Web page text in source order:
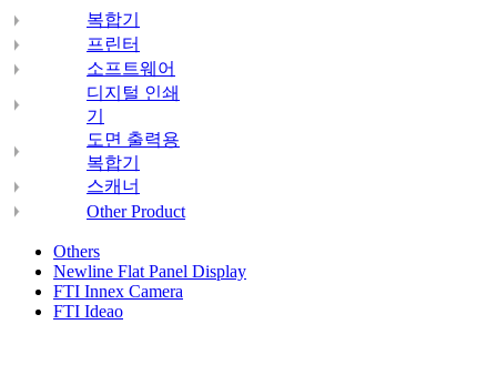
복합기
프린터
소프트웨어
디지털 인쇄
기
도면 출력용
복합기
스캐너
Other Product
Others
Newline Flat Panel Display
FTI Innex Camera
FTI Ideao